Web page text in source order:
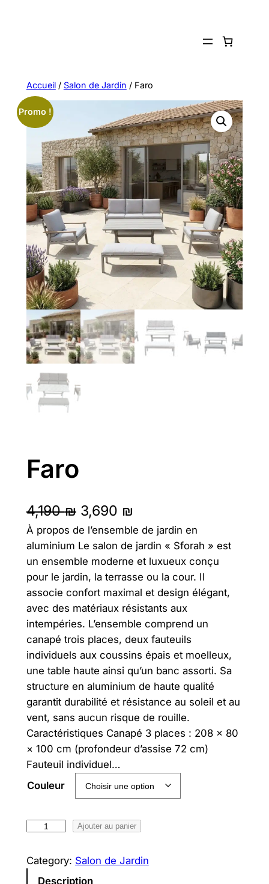
Accueil/ Salon de Jardin / Faro
Promo !
Faro
4,190₪ L
e
p
r
i
x
i
n
i
t
i
a
l
é
t
i
3,690 ₪
e
p
r
i
x
a
c
t
u
e
l
e
s
t
:
À propos de l’ensemble de jardin en
aluminium Le salon de jardin « Sforah » est
un ensemble moderne et luxueux conçu
pour le jardin, la terrasse ou la cour. Il
associe confort maximal et design élégant,
avec des matériaux résistants aux
intempéries. L’ensemble comprend un
canapé trois places, deux fauteuils
individuels aux coussins épais et moelleux,
une table haute ainsi qu’un banc assorti. Sa
structure en aluminium de haute qualité
garantit durabilité et résistance au soleil et au
vent, sans aucun risque de rouille.
Caractéristiques Canapé 3 places : 208 × 80
× 100 cm (profondeur d’assise 72 cm)
Fauteuil individuel…
Couleur
a
Ajouter au panier
Category: Salon de Jardin
Description